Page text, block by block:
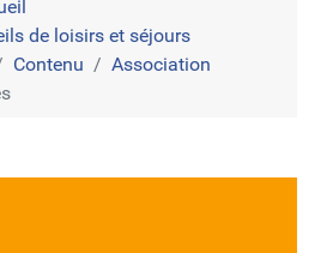
de loisirs et séjours
Contenu
Association